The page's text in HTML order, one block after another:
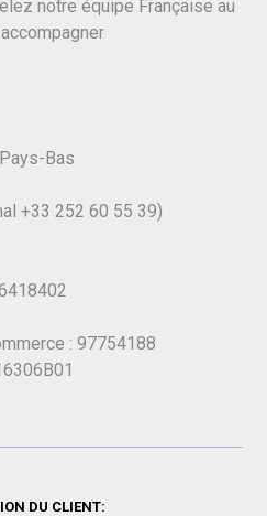
notre équipe Française au
Bas
+33 252 60 55 39)
: 97754188
DU CLIENT: